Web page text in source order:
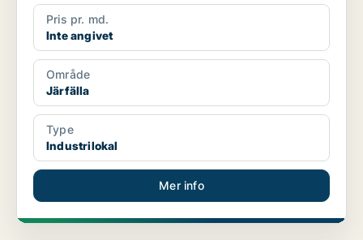
Pris pr. md.
Inte angivet
Område
Järfälla
Type
Industrilokal
Mer info